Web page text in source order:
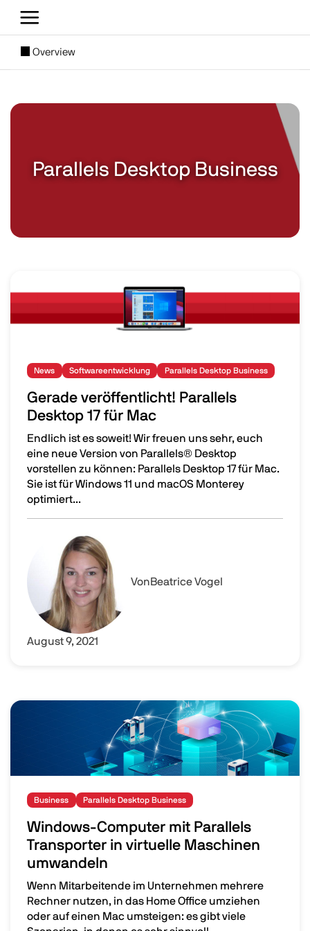
[SUBNAV] Blogs
Overview
Main content
Parallels Desktop Business
News Softwareentwicklung Parallels Desktop Business
Gerade veröffentlicht! Parallels
Desktop 17 für Mac
Endlich ist es soweit! Wir freuen uns sehr, euch
eine neue Version von Parallels® Desktop
vorstellen zu können: Parallels Desktop 17 für Mac.
Sie ist für Windows 11 und macOS Monterey
optimiert...
Gerade veröffentlicht! Parallels Desktop 17 für Mac
VonBeatrice Vogel
August 9, 2021
Image
Business Parallels Desktop Business
Windows-Computer mit Parallels
Transporter in virtuelle Maschinen
umwandeln
Wenn Mitarbeitende im Unternehmen mehrere
Rechner nutzen, in das Home Office umziehen
oder auf einen Mac umsteigen: es gibt viele